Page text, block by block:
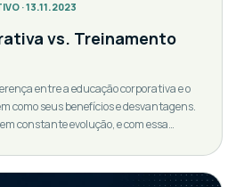
· 13.11.2023
vs. Treinamento
entre a educação corporativa e o
como seus benefícios e desvantagens.
constante evolução, e com essa
estão sempre procurando maneiras
e melhorar suas